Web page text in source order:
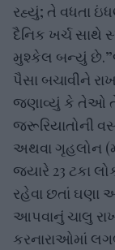
રહ્યું; તે વધતા
દૈનિક ખર્ચ સાથે
મુશ્કેલ બન્યું
પૈસા બચાવીને
જણાવ્યું કે તેઓ તે
જરૂરિયાતોની
અથવા ગૃહલોન
જ્યારે 23 ટકા
રહેવા છતાં ઘણા
આપવાનું ચાલુ
કરનારાઓમાં